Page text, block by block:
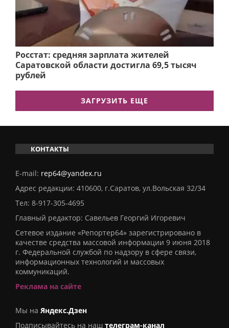
Росстат: средняя зарплата жителей
Саратовской области достигла 69,5 тысяч
рублей
ЗАГРУЗИТЬ ЕЩЕ
КОНТАКТЫ
E-mail: rep64@yandex.ru
Адрес редакции: 410600, г.Саратов, ул.Вольская 32/34
Тел: 8-917-305-4695
Главный редактор: Савельев Георгий Игоревич
Сетевое издание «Репортер64» зарегистрировано в
качестве средства массовой информации 9 июня 2018
г. Федеральной службой по надзору в сфере связи,
информационных технологий и массовых
коммуникаций.
Реклама на сайте
Мы на Яндекс.Дзен
Подписывайтесь на наш телеграм-канал